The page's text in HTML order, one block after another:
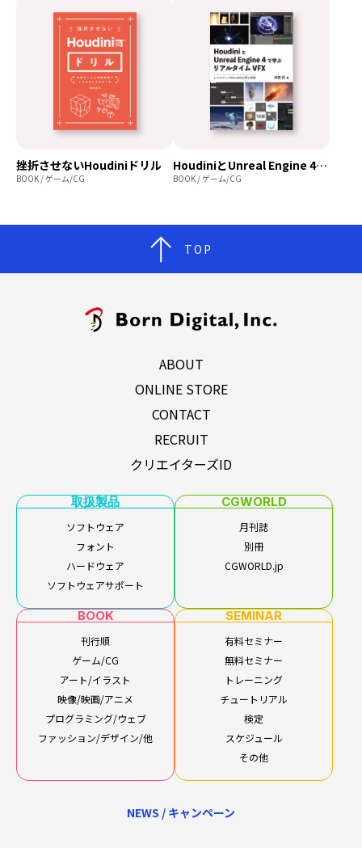
挫折させないHoudiniドリル
BOOK / ゲーム/CG
HoudiniとUnreal Engine 4で学ぶリアルタイムVFX
BOOK / ゲーム/CG
TOP
ABOUT
ONLINE STORE
CONTACT
RECRUIT
クリエイターズID
取扱製品
ソフトウェア
フォント
ハードウェア
ソフトウェアサポート
CGWORLD
月刊誌
別冊
CGWORLD.jp
BOOK
刊行順
ゲーム/CG
アート/イラスト
映像/映画/アニメ
プログラミング/ウェブ
ファッション/デザイン/他
SEMINAR
有料セミナー
無料セミナー
トレーニング
チュートリアル
検定
スケジュール
その他
NEWS / キャンペーン